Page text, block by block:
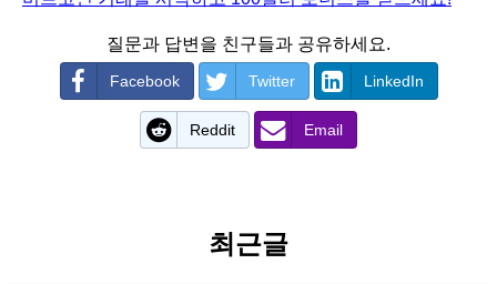
질문과 답변을 친구들과 공유하세요.
Facebook Twitter LinkedIn
Reddit Email
최근글